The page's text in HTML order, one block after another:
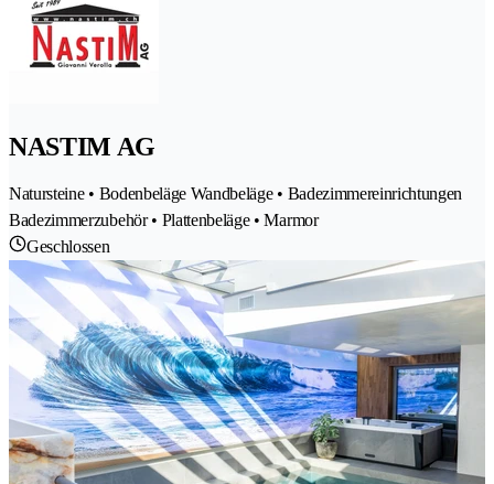
NASTIM AG
Natursteine • Bodenbeläge Wandbeläge • Badezimmereinrichtungen
Badezimmerzubehör • Plattenbeläge • Marmor
Geschlossen